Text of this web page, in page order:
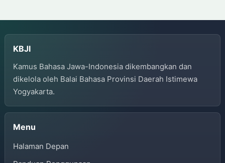
Dashboard Pencarian
KBJI
Kamus Bahasa Jawa-Indonesia dikembangkan dan
dikelola oleh Balai Bahasa Provinsi Daerah Istimewa
Yogyakarta.
Menu
Halaman Depan